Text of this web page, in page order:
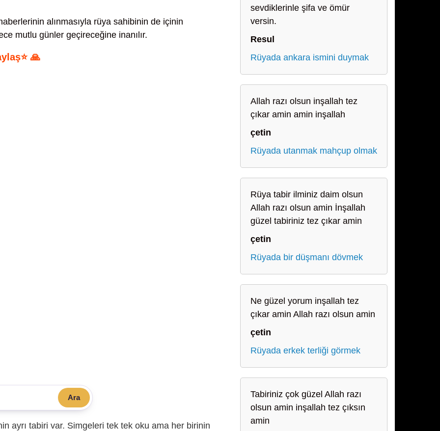
alınmasıyla rüya sahibinin de içinin
mutlu günler geçireceğine inanılır.
🙏
Ara
ayrı tabiri var. Simgeleri tek tek oku ama her birinin
sevdiklerinle şifa ve ömür
versin.
Resul
Rüyada ankara ismini duymak
Allah razı olsun inşallah tez
çıkar amin amin inşallah
çetin
Rüyada utanmak mahçup olmak
Rüya tabir ilminiz daim olsun
Allah razı olsun amin İnşallah
güzel tabiriniz tez çıkar amin
çetin
Rüyada bir düşmanı dövmek
Ne güzel yorum inşallah tez
çıkar amin Allah razı olsun amin
çetin
Rüyada erkek terliği görmek
Tabiriniz çok güzel Allah razı
olsun amin inşallah tez çıksın
amin